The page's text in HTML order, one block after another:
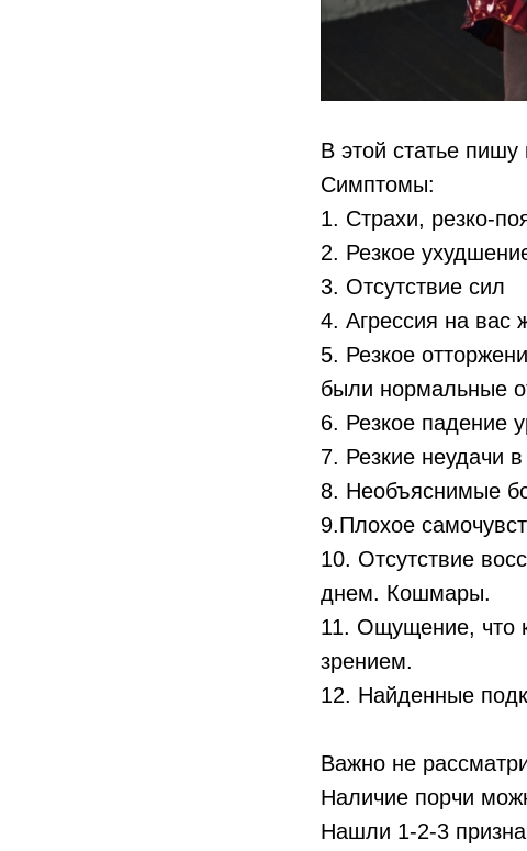
В этой статье пишу
Симптомы:
1. Страхи, резко-
2. Резкое
3. Отсутствие сил
4. Агрессия на вас
5. Резкое
были нормальные
6. Резкое падение
7. Резкие неудачи
8. Необъяснимые
9.Плохое
10. Отсутствие
днем. Кошмары.
11. Ощущение, что
зрением.
12. Найденные
Важно не
Наличие порчи
Нашли 1-2-3